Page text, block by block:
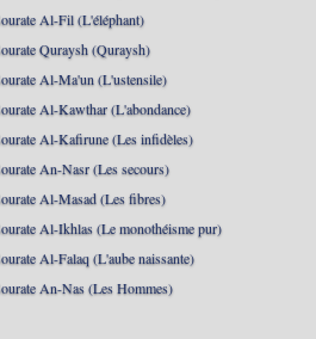
Al-Fil (L'éléphant)
Quraysh (Quraysh)
Al-Ma'un (L'ustensile)
Al-Kawthar (L'abondance)
Al-Kafirune (Les infidèles)
An-Nasr (Les secours)
Al-Masad (Les fibres)
Al-Ikhlas (Le monothéisme pur)
Al-Falaq (L'aube naissante)
An-Nas (Les Hommes)